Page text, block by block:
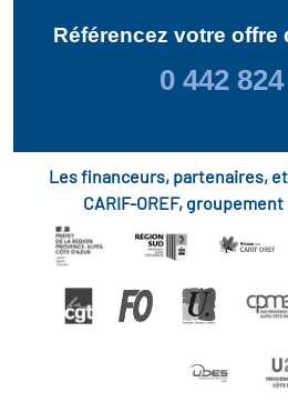
Référencez votre offre
0 442
Les financeurs, partenaires,
CARIF-OREF,